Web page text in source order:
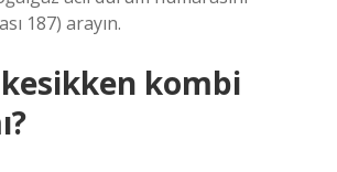
187) arayın.
kombi